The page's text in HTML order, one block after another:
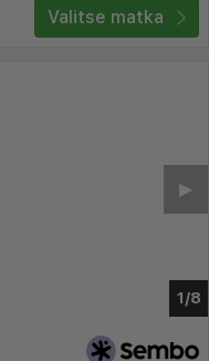
Valitse matka
1/4
▶︎